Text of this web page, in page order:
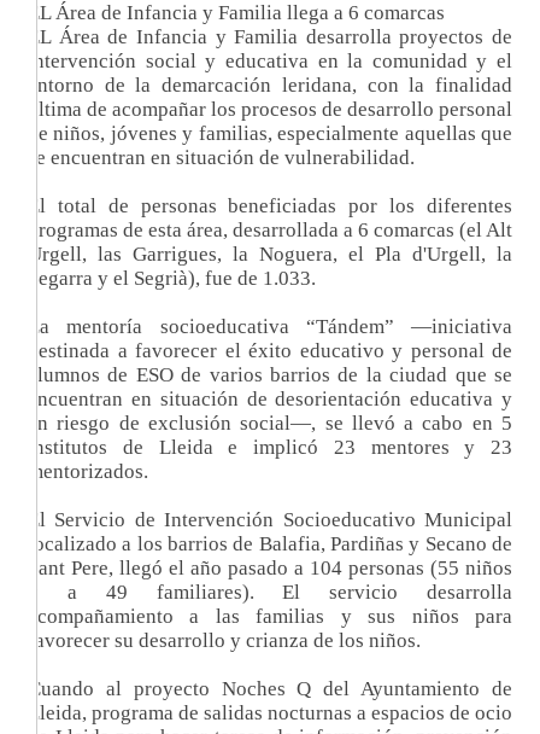
EL Área de Infancia y Familia llega a 6 comarcas
EL Área de Infancia y Familia desarrolla proyectos de
intervención social y educativa en la comunidad y el
entorno de la demarcación leridana, con la finalidad
última de acompañar los procesos de desarrollo personal
de niños, jóvenes y familias, especialmente aquellas que
se encuentran en situación de vulnerabilidad.
El total de personas beneficiadas por los diferentes
programas de esta área, desarrollada a 6 comarcas (el Alt
Urgell, las Garrigues, la Noguera, el Pla d'Urgell, la
Segarra y el Segrià), fue de 1.033.
La mentoría socioeducativa “Tándem” —iniciativa
destinada a favorecer el éxito educativo y personal de
alumnos de ESO de varios barrios de la ciudad que se
encuentran en situación de desorientación educativa y
en riesgo de exclusión social—, se llevó a cabo en 5
institutos de Lleida e implicó 23 mentores y 23
mentorizados.
El Servicio de Intervención Socioeducativo Municipal
localizado a los barrios de Balafia, Pardiñas y Secano de
Sant Pere, llegó el año pasado a 104 personas (55 niños
y a 49 familiares). El servicio desarrolla
acompañamiento a las familias y sus niños para
favorecer su desarrollo y crianza de los niños.
Cuando al proyecto Noches Q del Ayuntamiento de
Lleida, programa de salidas nocturnas a espacios de ocio